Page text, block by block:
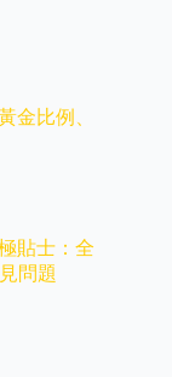
金比例、
貼士：全
問題